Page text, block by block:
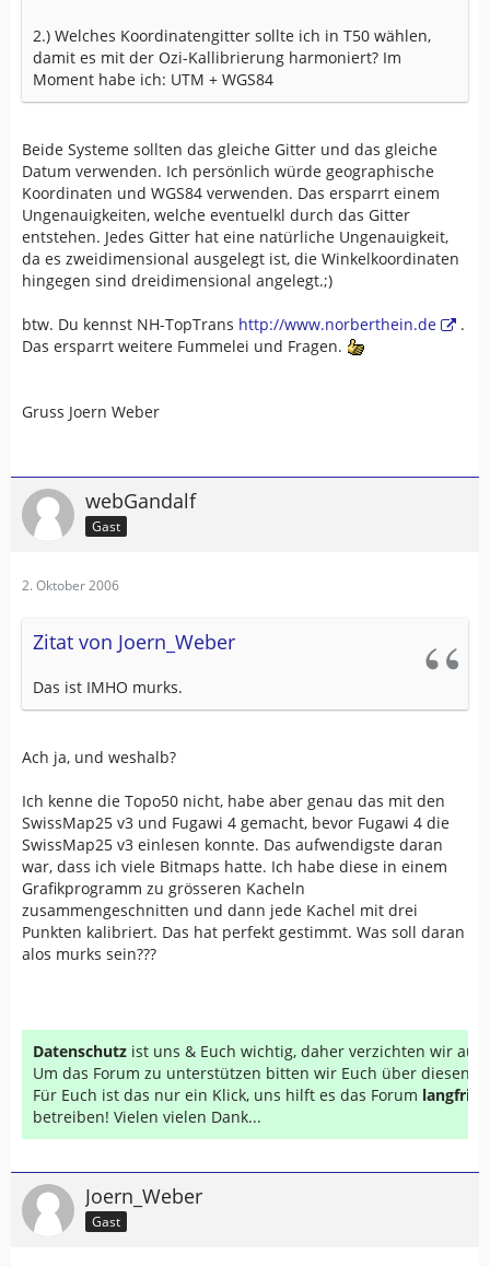
2.) Welches Koordinatengitter sollte ich in T50 wählen,
damit es mit der Ozi-Kallibrierung harmoniert? Im
Moment habe ich: UTM + WGS84
Beide Systeme sollten das gleiche Gitter und das gleiche
Datum verwenden. Ich persönlich würde geographische
Koordinaten und WGS84 verwenden. Das ersparrt einem
Ungenauigkeiten, welche eventuelkl durch das Gitter
entstehen. Jedes Gitter hat eine natürliche Ungenauigkeit,
da es zweidimensional ausgelegt ist, die Winkelkoordinaten
hingegen sind dreidimensional angelegt.;)
btw. Du kennst NH-TopTrans http://www.norberthein.de
.
Das ersparrt weitere Fummelei und Fragen.
Gruss Joern Weber
webGandalf
Gast
2. Oktober 2006
Zitat von Joern_Weber
Das ist IMHO murks.
Ach ja, und weshalb?
Ich kenne die Topo50 nicht, habe aber genau das mit den
SwissMap25 v3 und Fugawi 4 gemacht, bevor Fugawi 4 die
SwissMap25 v3 einlesen konnte. Das aufwendigste daran
war, dass ich viele Bitmaps hatte. Ich habe diese in einem
Grafikprogramm zu grösseren Kacheln
zusammengeschnitten und dann jede Kachel mit drei
Punkten kalibriert. Das hat perfekt gestimmt. Was soll daran
alos murks sein???
Datenschutz ist uns & Euch wichtig, daher verzichten wir auf
Um das Forum zu unterstützen bitten wir Euch über diesen
Für Euch ist das nur ein Klick, uns hilft es das Forum
betreiben! Vielen vielen Dank...
Joern_Weber
Gast